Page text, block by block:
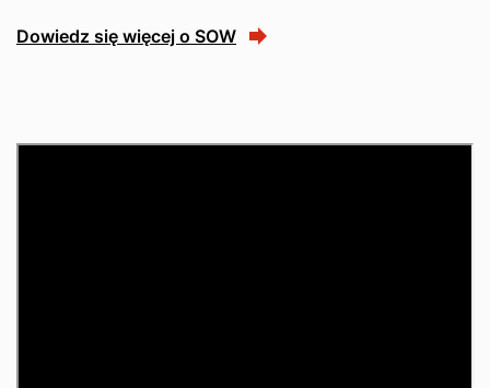
Dowiedz się więcej o SOW